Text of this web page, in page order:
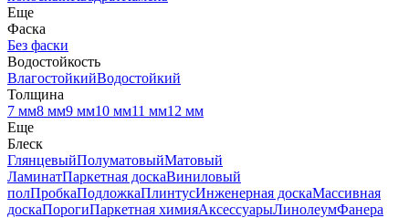
Еще
Фаска
Без фаски
Водостойкость
ВлагостойкийВодостойкий
Толщина
7 мм8 мм9 мм10 мм11 мм12 мм
Еще
Блеск
ГлянцевыйПолуматовыйМатовый
ЛаминатПаркетная доскаВиниловый
полПробкаПодложкаПлинтусИнженерная доскаМассивная
доскаПорогиПаркетная химияАксессуарыЛинолеумФанера